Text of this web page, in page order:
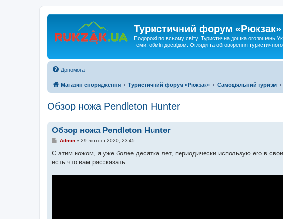
Туристичний форум «Рюкзак»
Подорожі по всьому світу. Туристична дошка оголошень
теми, обмін досвідом. Огляди та обговорення
Допомога
Магазин спорядження Туристичний форум «Рюкзак» Самодіяльний туризм
Обзор ножа Pendleton Hunter
Обзор ножа Pendleton Hunter
П
в
д
м
Admin» 29 лютого 2020, 23:45
С этим ножом, я уже более десятка лет, периодически использую его в
есть что вам рассказать.